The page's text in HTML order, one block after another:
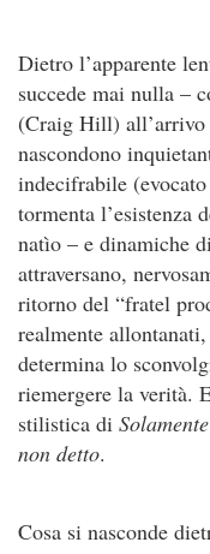
Dietro l’apparente
succede mai nulla –
(Craig Hill)
nascondono
indecifrabile
tormenta l’esistenza
natìo – e dinamiche
attraversano,
ritorno del “fratel
realmente
determina lo
riemergere la verità.
stilistica di
non detto.
Cosa si nasconde